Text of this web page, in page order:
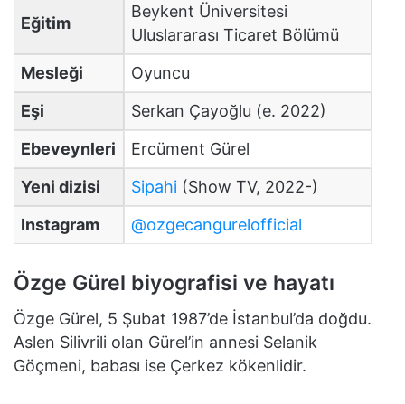
Eğitim
Beykent Üniversitesi
Uluslararası Ticaret Bölümü
Mesleği
Oyuncu
Eşi
Serkan Çayoğlu (e. 2022)
Ebeveynleri
Ercüment Gürel
Yeni dizisi
Sipahi (Show TV, 2022-)
Instagram
@ozgecangurelofficial
Özge Gürel biyografisi ve hayatı
Özge Gürel, 5 Şubat 1987’de İstanbul’da doğdu.
Aslen Silivrili olan Gürel’in annesi Selanik
Göçmeni, babası ise Çerkez kökenlidir.